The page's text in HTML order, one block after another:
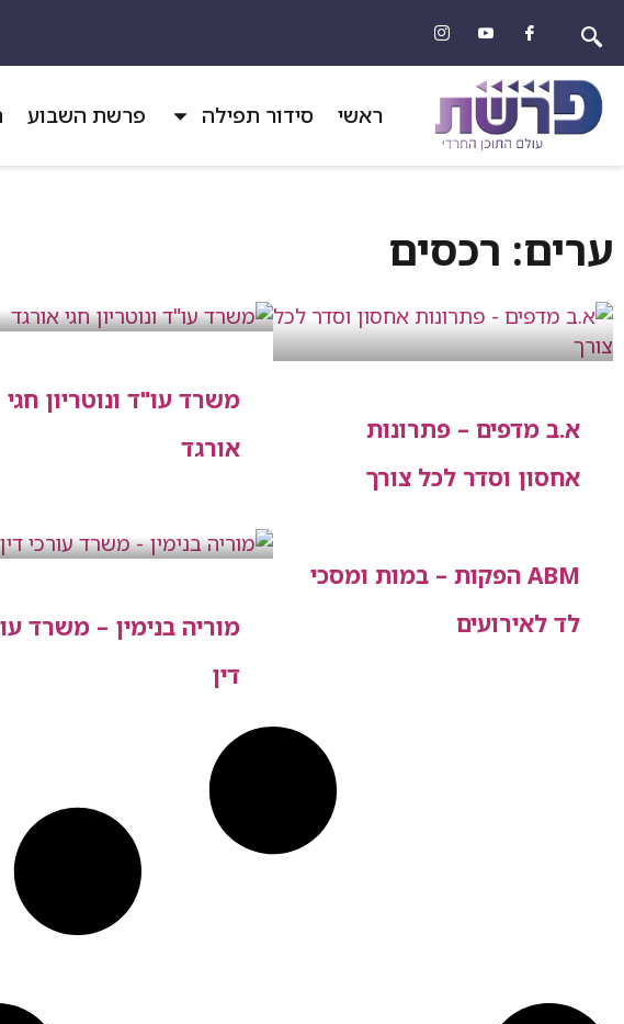
ראשי סידור תפילה פרשת השבוע
ערים: רכסים
א.ב מדפים – פתרונות
אחסון וסדר לכל צורך
משרד עו"ד ונוטריון חגי
אורגד
ABM הפקות – במות ומסכי
לד לאירועים
מוריה בנימין – משרד
דין